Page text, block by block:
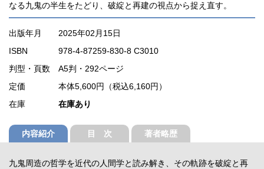
なる九鬼の半生をたどり、破綻と再建の視点から捉え直す。
出版年月
2025年02月15日
ISBN
978-4-87259-830-8 C3010
判型・頁数 A5判・292ページ
定価
本体5,600円（税込6,160円）
在庫
在庫あり
内容紹介 目 次 著者略歴
九鬼周造の哲学を近代の人間学と読み解き、その軌跡を破綻と再